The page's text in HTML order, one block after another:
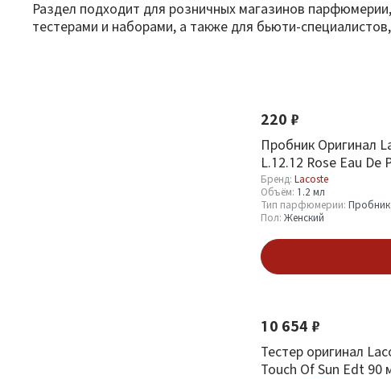
Раздел подходит для розничных магазинов
тестерами и наборами, а также для бьюти-
220 ₽
Пробник Оригинал
L.12.12 Rose Eau De
1.2 ml
Бренд: Lacoste
Объём: 1.2 мл
Тип парфюмерии: Пробник
Пол: Женский
10 654 ₽
Тестер оригинал
Touch Of Sun Edt 90